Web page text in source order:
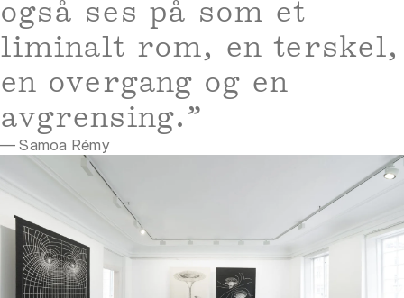
også ses på som et
liminalt rom, en terskel,
en overgang og en
avgrensing.”
— Samoa Rémy